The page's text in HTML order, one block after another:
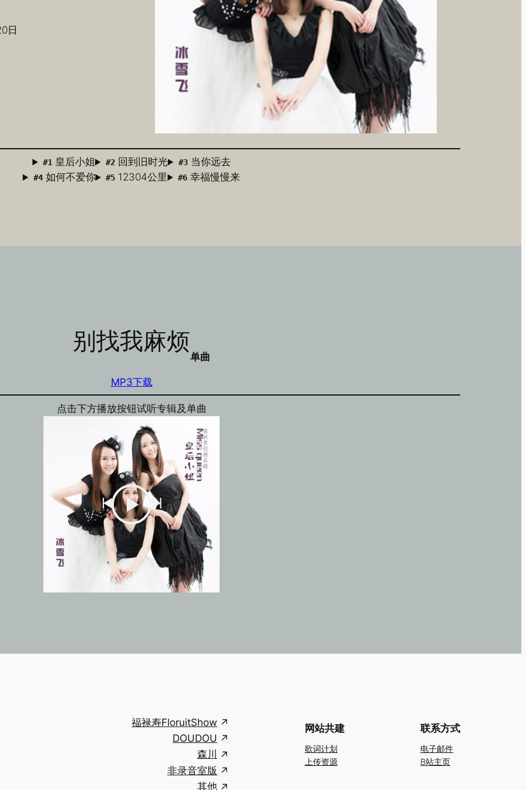
日
#1 皇后小姐 #2回到旧时光 #3当你远去
#4如何不爱你 #5 12304公里 #6 幸福慢慢来
别找我麻烦
单曲
MP3下载
点击下方播放按钮试听专辑及单曲
福禄寿FloruitShow
DOUDOU
森川
非录音室版
其他
网站共建
歌词计划
上传资源
联系方式
电子邮件
B站主页